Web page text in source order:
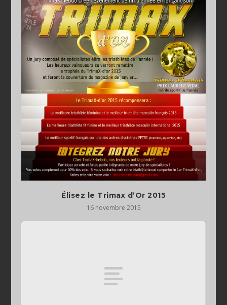
Élisez le Trimax d’Or 2015
16 novembre 2015